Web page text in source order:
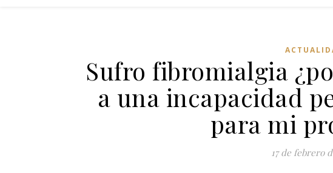
Sufro fibromialgia
a una incapacidad
para mi
17 de febrero